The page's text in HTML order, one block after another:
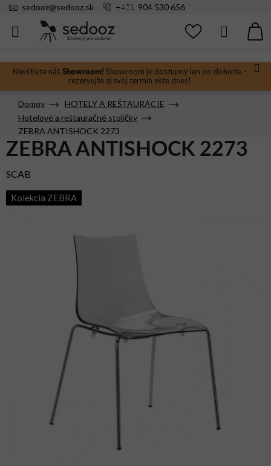
Prejsť
Navštívte náš Showroom! Showroom je dostupný len po dohode -
rezervujte si svoj termín ešte dnes!
sedooz@sedooz.sk +421 904 530 656
Hľadať
Domov
HOTELY A REŠTAURÁCIE
Hotelové a reštauračné stoličky
ZEBRA ANTISHOCK 2273
ZEBRA ANTISHOCK 2273
SCAB
Kolekcia ZEBRA